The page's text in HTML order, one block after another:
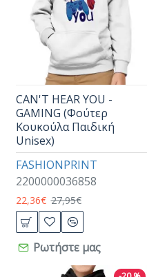
FASHIONPRINT
2200000036858
CAN'T HEAR YOU -
GAMING (Φούτερ
Κουκούλα Παιδική
Unisex)
22,36€ 27,95€
Ρωτήστε μας